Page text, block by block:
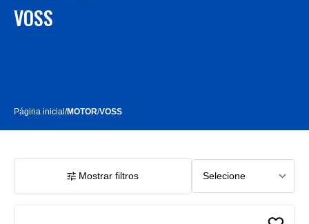
VOSS
Página inicial/MOTOR/VOSS
Mostrar filtros